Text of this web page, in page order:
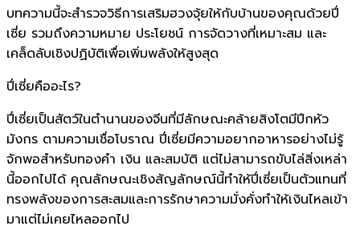
บทความนี้จะสำรวจวิธีการเสริมฮวงจุ้ยให้กับบ้านของคุณด้วยปี่
เซี่ย รวมถึงความหมาย ประโยชน์ การจัดวางที่เหมาะสม และ
เคล็ดลับเชิงปฏิบัติเพื่อเพิ่มพลังให้สูงสุด
ปี่เซี่ยคืออะไร?
ปี่เซี่ยเป็นสัตว์ในตำนานของจีนที่มีลักษณะคล้ายสิงโตมีปีกหัว
มังกร ตามความเชื่อโบราณ ปี่เซี่ยมีความอยากอาหารอย่างไม่รู้
จักพอสำหรับทองคำ เงิน และสมบัติ แต่ไม่สามารถขับไล่สิ่งเหล่า
นี้ออกไปได้ คุณลักษณะเชิงสัญลักษณ์นี้ทำให้ปี่เซี่ยเป็นตัวแทนที่
ทรงพลังของการสะสมและการรักษาความมั่งคั่งทำให้เงินไหลเข้า
มาแต่ไม่เคยไหลออกไป